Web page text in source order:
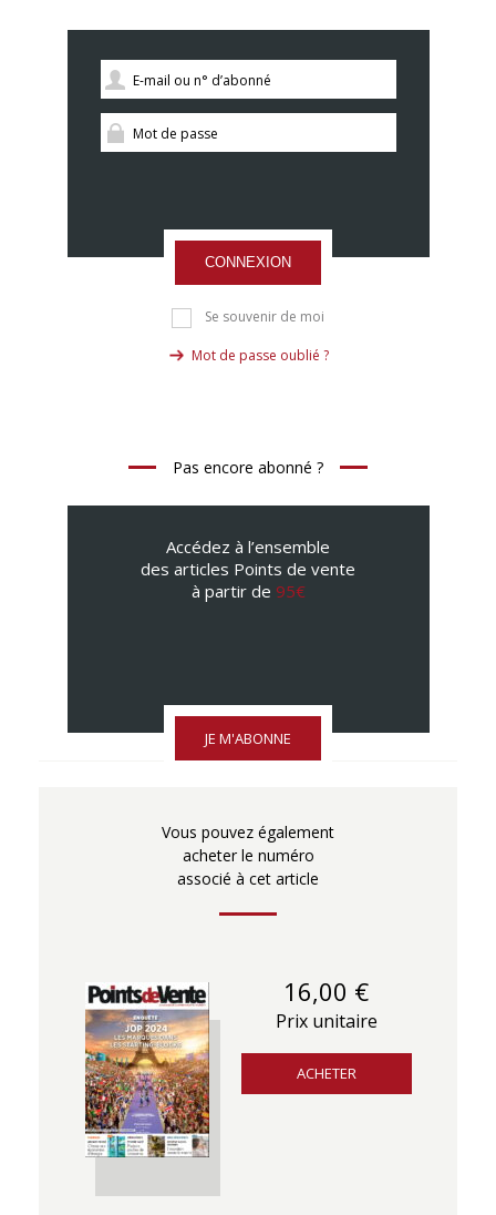
CONNEXION
Se souvenir de moi
Mot de passe oublié ?
Pas encore abonné ?
Accédez à l’ensemble
des articles Points de vente
à partir de 95€
JE M'ABONNE
Vous pouvez également
acheter le numéro
associé à cet article
16,00 €
Prix unitaire
ACHETER